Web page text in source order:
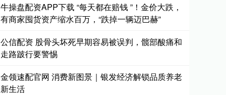
牛操盘配资APP下载 “每天都在赔钱 ”！金价大跌，
有商家囤货资产缩水百万，“跌掉一辆迈巴赫”
公信配资 股骨头坏死早期容易被误判，髋部酸痛和
走路跛行要警惕
金领速配官网 消费新图景｜银发经济解锁品质养老
新生活